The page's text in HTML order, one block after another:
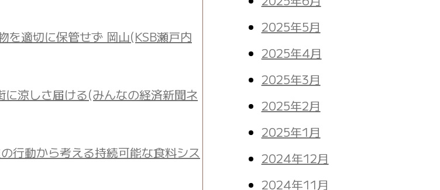
適切に保管せず 岡山(KSB瀬戸内
涼しさ届ける(みんなの経済新聞ネ
行動から考える持続可能な食料シス
2025年5月
2025年4月
2025年3月
2025年2月
2025年1月
2024年12月
2024年11月